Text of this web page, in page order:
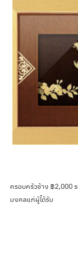
ครอบครัวช้าง ฿2,000
มงคลแก่ผู้ได้รับ